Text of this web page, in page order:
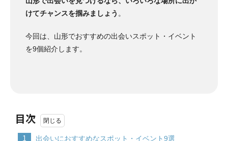
けてチャンスを掴みましょう 。
今回は、山形でおすすめの出会いスポット・イベント
を9個紹介します。
目次
1 出会いにおすすめなスポット・イベント9選